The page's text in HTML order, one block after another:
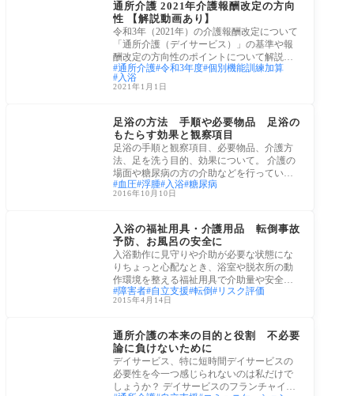
通所介護 2021年介護報酬改定の方向
性 【解説動画あり】
令和3年（2021年）の介護報酬改定について
「通所介護（デイサービス）」の基準や報
酬改定の方向性のポイントについて解説し
ます。
通所介護 令和3年度 個別機能訓練加算
入浴
2021年1月1日
足浴の方法 手順や必要物品 足浴の
もたらす効果と観察項目
足浴の手順と観察項目、必要物品、介護方
法、足を洗う目的、効果について。 介護の
場面や糖尿病の方の介助などを行っている
と、
血圧 浮腫 入浴 糖尿病
2016年10月10日
入浴の福祉用具・介護用品 転倒事故
予防、お風呂の安全に
入浴動作に見守りや介助が必要な状態にな
りちょっと心配なとき、浴室や脱衣所の動
作環境を整える福祉用具で介助量や安全性
を変え
障害者 自立支援 転倒 リスク評価
2015年4月14日
通所介護の本来の目的と役割 不必要
論に負けないために
デイサービス、特に短時間デイサービスの
必要性を今一つ感じられないのは私だけで
しょうか？ デイサービスのフランチャイズ